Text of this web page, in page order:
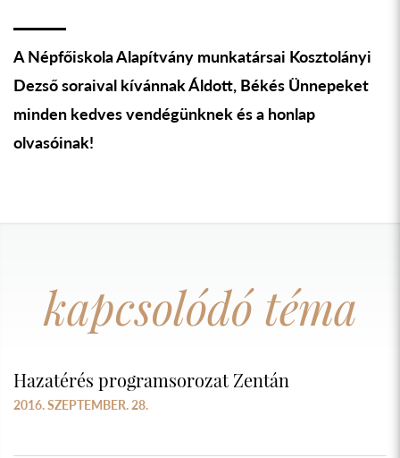
A Népfőiskola Alapítvány munkatársai Kosztolányi
Dezső soraival kívánnak Áldott, Békés Ünnepeket
minden kedves vendégünknek és a honlap
olvasóinak!
kapcsolódó téma
Hazatérés programsorozat Zentán
2016. SZEPTEMBER. 28.